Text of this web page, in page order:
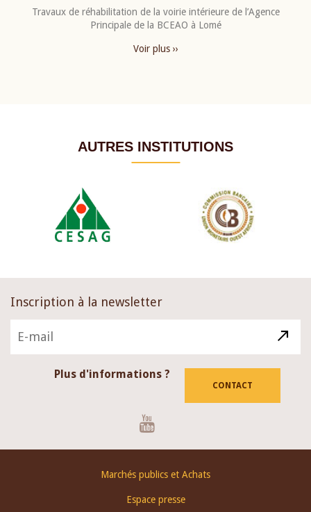
Travaux de réhabilitation de la voirie intérieure de l’Agence
Principale de la BCEAO à Lomé
Voir plus ››
AUTRES INSTITUTIONS
Inscription à la newsletter
Plus d'informations ?
CONTACT
Marchés publics et Achats
Espace presse